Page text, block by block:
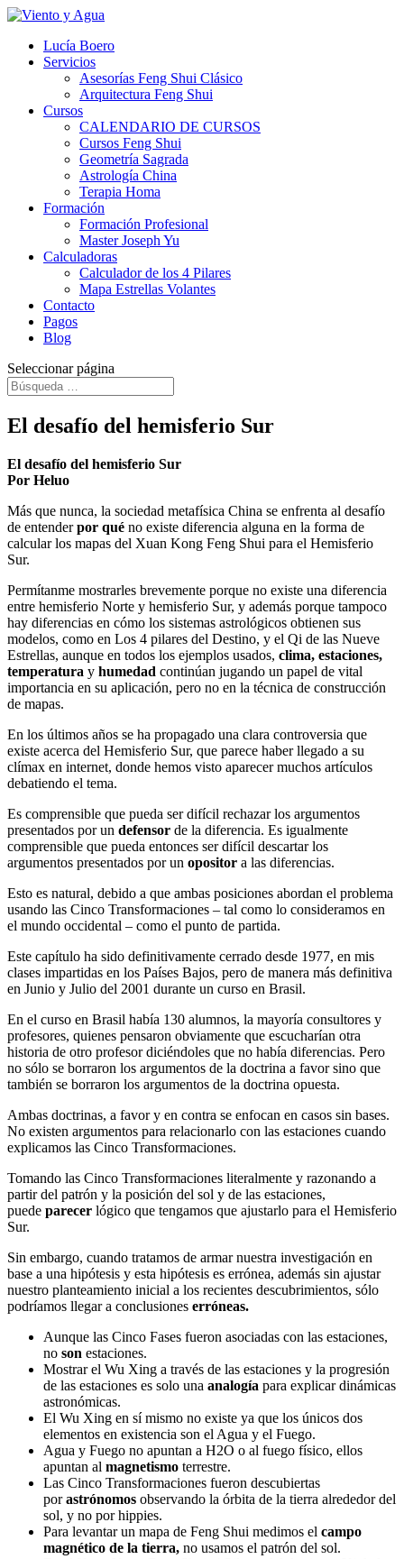
Lucía Boero
Servicios
Asesorías Feng Shui Clásico
Arquitectura Feng Shui
Cursos
CALENDARIO DE CURSOS
Cursos Feng Shui
Geometría Sagrada
Astrología China
Terapia Homa
Formación
Formación Profesional
Master Joseph Yu
Calculadoras
Calculador de los 4 Pilares
Mapa Estrellas Volantes
Contacto
Pagos
Blog
Seleccionar página
El desafío del hemisferio Sur
El desafío del hemisferio Sur
Por Heluo
Más que nunca, la sociedad metafísica China se enfrenta al desafío
de entenderpor qué no existe diferencia alguna en la forma de
calcular los mapas del Xuan Kong Feng Shui para el Hemisferio
Sur.
Permítanme mostrarles brevemente porque no existe una diferencia
entre hemisferio Norte y hemisferio Sur, y además porque tampoco
hay diferencias en cómo los sistemas astrológicos obtienen sus
modelos, como en Los 4 pilares del Destino, y el Qi de las Nueve
Estrellas, aunque en todos los ejemplos usados, clima, estaciones,
temperatura y humedad continúan jugando un papel de vital
importancia en su aplicación, pero no en la técnica de construcción
de mapas.
En los últimos años se ha propagado una clara controversia que
existe acerca del Hemisferio Sur, que parece haber llegado a su
clímax en internet, donde hemos visto aparecer muchos artículos
debatiendo el tema.
Es comprensible que pueda ser difícil rechazar los argumentos
presentados por un defensor de la diferencia. Es igualmente
comprensible que pueda entonces ser difícil descartar los
argumentos presentados por un opositor a las diferencias.
Esto es natural, debido a que ambas posiciones abordan el problema
usando las Cinco Transformaciones – tal como lo consideramos en
el mundo occidental – como el punto de partida.
Este capítulo ha sido definitivamente cerrado desde 1977, en mis
clases impartidas en los Países Bajos, pero de manera más definitiva
en Junio y Julio del 2001 durante un curso en Brasil.
En el curso en Brasil había 130 alumnos, la mayoría consultores y
profesores, quienes pensaron obviamente que escucharían otra
historia de otro profesor diciéndoles que no había diferencias. Pero
no sólo se borraron los argumentos de la doctrina a favor sino que
también se borraron los argumentos de la doctrina opuesta.
Ambas doctrinas, a favor y en contra se enfocan en casos sin bases.
No existen argumentos para relacionarlo con las estaciones cuando
explicamos las Cinco Transformaciones.
Tomando las Cinco Transformaciones literalmente y razonando a
partir del patrón y la posición del sol y de las estaciones,
puede parecer lógico que tengamos que ajustarlo para el Hemisferio
Sur.
Sin embargo, cuando tratamos de armar nuestra investigación en
base a una hipótesis y esta hipótesis es errónea, además sin ajustar
nuestro planteamiento inicial a los recientes descubrimientos, sólo
podríamos llegar a conclusiones erróneas.
Aunque las Cinco Fases fueron asociadas con las estaciones,
no son estaciones.
Mostrar el Wu Xing a través de las estaciones y la progresión
de las estaciones es solo una analogía para explicar dinámicas
astronómicas.
El Wu Xing en sí mismo no existe ya que los únicos dos
elementos en existencia son el Agua y el Fuego.
Agua y Fuego no apuntan a H2O o al fuego físico, ellos
apuntan al magnetismo terrestre.
Las Cinco Transformaciones fueron descubiertas
porastrónomos observando la órbita de la tierra alrededor del
sol, y no por hippies.
Para levantar un mapa de Feng Shui medimos el campo
magnético de la tierra, no usamos el patrón del sol.